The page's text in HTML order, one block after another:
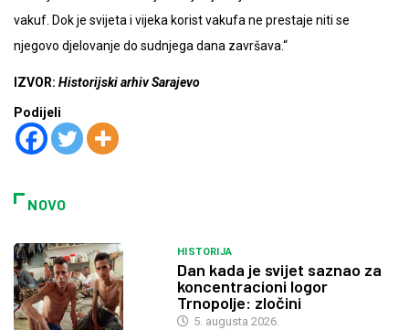
vakuf. Dok je svijeta i vijeka korist vakufa ne prestaje niti se
njegovo djelovanje do sudnjega dana završava.“
IZVOR: Historijski arhiv Sarajevo
Podijeli
NOVO
HISTORIJA
Dan kada je svijet saznao za
koncentracioni logor
Trnopolje: zločini
5. augusta 2026.